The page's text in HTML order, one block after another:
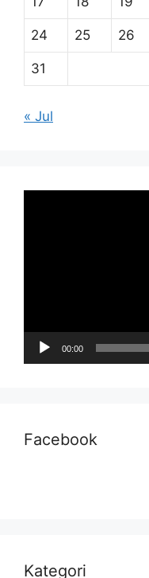
24 25 26
31
« Jul
00:00
Facebook
Kategori